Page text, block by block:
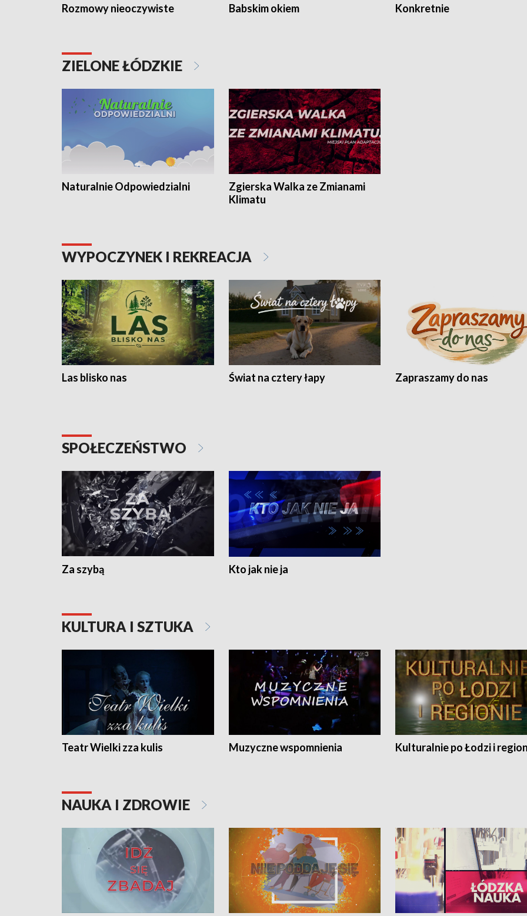
Rozmowy nieoczywiste Babskim okiem Konkretnie
ZIELONE ŁÓDZKIE
Naturalnie Odpowiedzialni
Zgierska Walka ze Zmianami
Klimatu
WYPOCZYNEK I REKREACJA
Las blisko nas Świat na cztery łapy Zapraszamy do nas
SPOŁECZEŃSTWO
Za szybą Kto jak nie ja
KULTURA I SZTUKA
Teatr Wielki zza kulis Muzyczne wspomnienia Kulturalnie po Łodzi i
NAUKA I ZDROWIE